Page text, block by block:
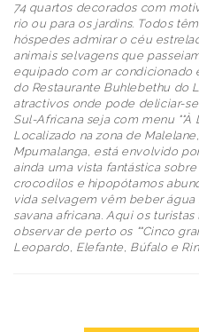
74 quartos decorados com
rio ou para os jardins. Todos
hóspedes admirar o céu
animais selvagens que
equipado com ar condicionado
do Restaurante Buhlebethu do
atractivos onde pode deliciar-
Sul-Africana seja com menu ""À
Localizado na zona de
Mpumalanga, está envolvido
ainda uma vista fantástica
crocodilos e hipopótamos
vida selvagem vêm beber
savana africana. Aqui os
observar de perto os ""Cinco
Leopardo, Elefante, Búfalo e